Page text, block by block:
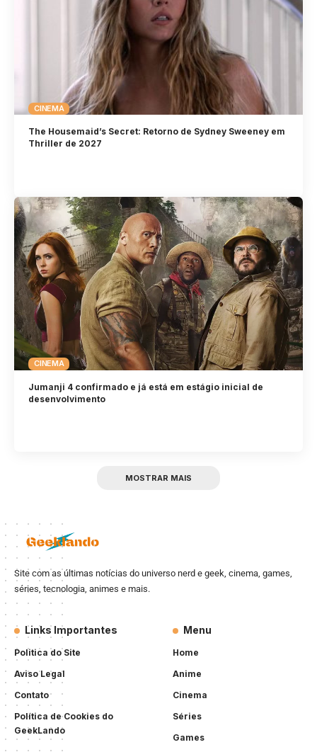
CINEMA
The Housemaid’s Secret: Retorno de Sydney Sweeney em
Thriller de 2027
CINEMA
Jumanji 4 confirmado e já está em estágio inicial de
desenvolvimento
MOSTRAR MAIS
Site com as últimas notícias do universo nerd e geek, cinema, games,
séries, tecnologia, animes e mais.
Links Importantes
Politica do Site
Aviso Legal
Contato
Política de Cookies do
GeekLando
Menu
Home
Anime
Cinema
Séries
Games